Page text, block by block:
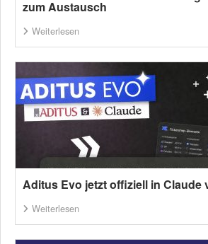
zum Austausch
Weiterlesen
Aditus Evo jetzt offiziell in Claude
Weiterlesen